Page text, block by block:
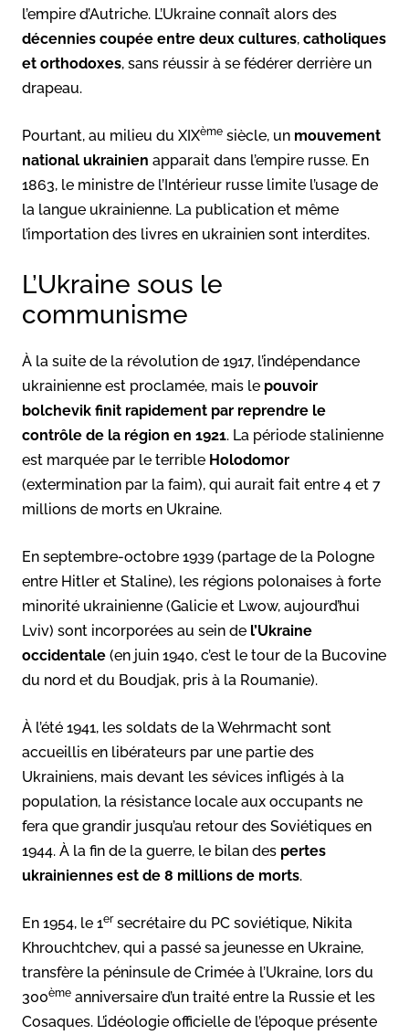
l’empire d’Autriche. L’Ukraine connaît alors des
décennies coupée entre deux cultures, catholiques
et orthodoxes, sans réussir à se fédérer derrière un
drapeau.
Pourtant, au milieu du XIXème siècle, un mouvement
national ukrainien apparait dans l’empire russe. En
1863, le ministre de l’Intérieur russe limite l’usage de
la langue ukrainienne. La publication et même
l’importation des livres en ukrainien sont interdites.
L’Ukraine sous le
communisme
À la suite de la révolution de 1917, l’indépendance
ukrainienne est proclamée, mais le pouvoir
bolchevik finit rapidement par reprendre le
contrôle de la région en 1921. La période stalinienne
est marquée par le terrible Holodomor
(extermination par la faim), qui aurait fait entre 4 et 7
millions de morts en Ukraine.
En septembre-octobre 1939 (partage de la Pologne
entre Hitler et Staline), les régions polonaises à forte
minorité ukrainienne (Galicie et Lwow, aujourd’hui
Lviv) sont incorporées au sein de l’Ukraine
occidentale (en juin 1940, c’est le tour de la Bucovine
du nord et du Boudjak, pris à la Roumanie).
À l’été 1941, les soldats de la Wehrmacht sont
accueillis en libérateurs par une partie des
Ukrainiens, mais devant les sévices infligés à la
population, la résistance locale aux occupants ne
fera que grandir jusqu’au retour des Soviétiques en
1944. À la fin de la guerre, le bilan des pertes
ukrainiennes est de 8 millions de morts.
En 1954, le 1ersecrétaire du PC soviétique, Nikita
Khrouchtchev, qui a passé sa jeunesse en Ukraine,
transfère la péninsule de Crimée à l’Ukraine, lors du
300ème anniversaire d’un traité entre la Russie et les
Cosaques. L’idéologie officielle de l’époque présente